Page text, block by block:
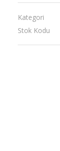
Kategori
Stok Kodu